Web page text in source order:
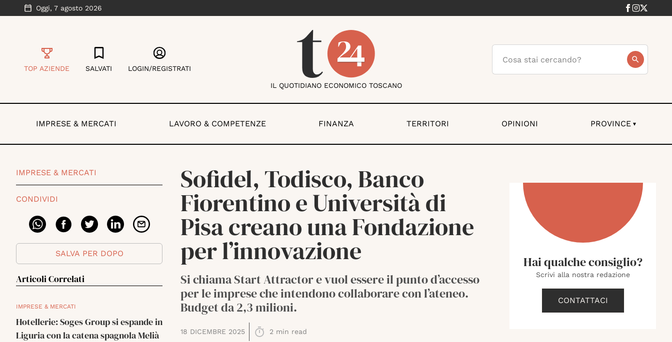
Oggi, 7 agosto 2026
TOP AZIENDE SALVATI LOGIN/REGISTRATI
IL QUOTIDIANO ECONOMICO TOSCANO
IMPRESE & MERCATI LAVORO & COMPETENZE FINANZA TERRITORI OPINIONI PROVINCE ▾
IMPRESE & MERCATI
CONDIVIDI
SALVA PER DOPO
Articoli Correlati
IMPRESE & MERCATI
Hotellerie: Soges Group si espande in
Liguria con la catena spagnola Melià
Sofidel, Todisco, Banco
Fiorentino e Università di
Pisa creano una Fondazione
per l’innovazione
Si chiama Start Attractor e vuol essere il punto d’accesso
per le imprese che intendono collaborare con l’ateneo.
Budget da 2,3 milioni.
18 DICEMBRE 2025 2 min read
Hai qualche consiglio?
Scrivi alla nostra redazione
CONTATTACI